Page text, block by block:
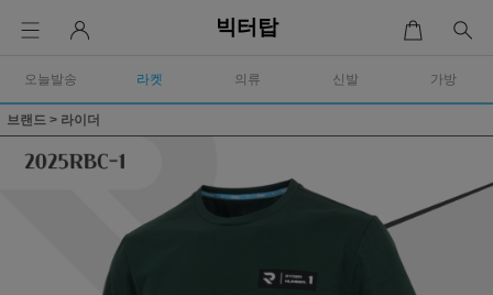
빅터탑
오늘발송 라켓 의류 신발 가방
브랜드 > 라이더